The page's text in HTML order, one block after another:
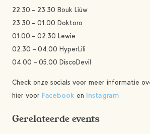
22.30 – 23.30 Bouk Liúw
23.30 – 01.00 Doktoro
01.00 – 02.30 Lewie
02.30 – 04.00 HyperLili
04.00 – 05.00 DiscoDevil
Check onze socials voor meer informatie
hier voor Facebook en Instagram
Gerelateerde events